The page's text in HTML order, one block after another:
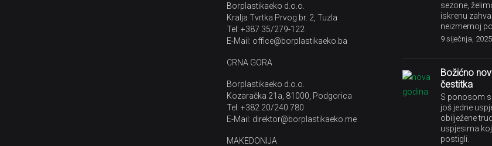
Borplastikaeko d.o.o.
Kralja Tvrtka Prvog br. 2, Tuzla
Tel: +387 35/279-122
E-Mail: office@borplastikaeko.ba
CRNA GORA
Borplastikaeko d.o.o.
Kozaračka 21a, 81000, Podgorica
Tel: +382 20/240 780
E-Mail: direktor@borplastikaeko.me
MAKEDONIJA
sezone,
iskrenu
neizmernoj
9 siječnja, 2025
Božićno
čestitka
S ponosom
još jedne
obilježene
uspjesima
postigli.